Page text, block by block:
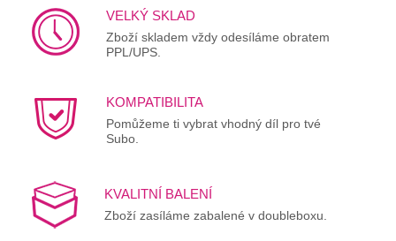
VELKÝ SKLAD
Zboží skladem vždy odesíláme obratem
PPL/UPS.
KOMPATIBILITA
Pomůžeme ti vybrat vhodný díl pro tvé
Subo.
KVALITNÍ BALENÍ
Zboží zasíláme zabalené v doubleboxu.